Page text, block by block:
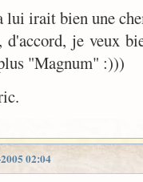
lui irait bien une
d'accord, je veux
"Magnum" :)))
02:04